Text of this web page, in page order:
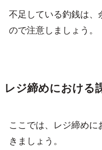
不足している釣銭は、
ので注意しましょう。
レジ締めにおける
ここでは、レジ締め
きましょう。